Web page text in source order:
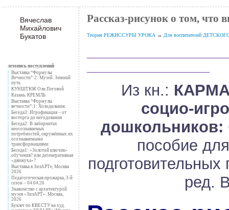
Вячеслав
Михайлович
Букатов
летопись поступлений
Выставка “Формулы
Вечности”:2: Музей. Зимний
путь
КУНШТЮК Оли Пеговой
Казань. КРЕМЛЬ
Выставка “Формулы
вечности”:1: Холодильник
Беседа3: Игрофикация – от
восторга до негодования
Беседа2: В лабиринтах
неосознаваемых
потребностей, окружённых их
осознаваемыми
трансформациями
Беседа1: «Золотой ключик»
обучения? или дегенеративная
«движуха»?
Выставка в ЗилАРТе, Москва
2026
Педагогическая прожарка, 3-й
сезон – 04.04.26
Знакомство с архитектурой
музея «ЗилАРТ». Москва,
2026
Буклет по КВЕСТУ на худ.
Рассказ-рисунок о том, что
Теория РЕЖИССУРЫ УРОКА→ Для воспитателей
Из кн.:
социо-
дошкольников:
пособие
подготовительных
ред.